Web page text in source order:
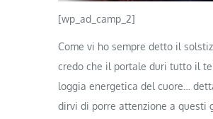
[wp_ad_camp_2]
Come vi ho sempre detto il
credo che il portale duri tutto il
loggia energetica del cuore…
dirvi di porre attenzione a questi